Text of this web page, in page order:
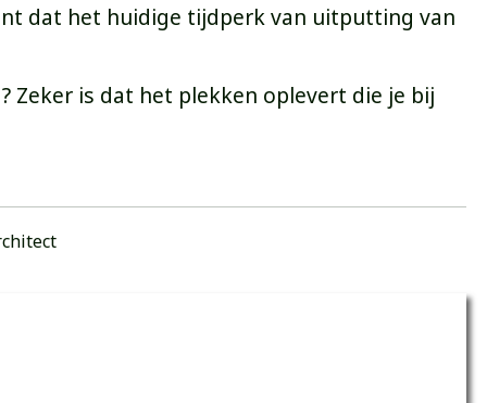
dat het huidige tijdperk van uitputting van
Zeker is dat het plekken oplevert die je bij